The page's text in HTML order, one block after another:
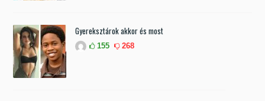
Gyereksztárok akkor és most
155 268